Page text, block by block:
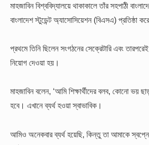
মাহজাবিন বিশ্ববিদ্যালয়ে থাকাকালে তাঁর সহপাঠী
বাংলাদেশ স্টুডেন্ট অ্যাসোসিয়েশন (বিএসএ) প্রতিষ্ঠা
প্রথমে তিনি ছিলেন সংগঠনের সেক্রেটারি এবং
নিয়োগ দেওয়া হয়।
মাহজাবিন বলেন, ‘আমি শিক্ষার্থীদের বলব, কোনো ভয়
হবে। এখানে ব্যর্থ হওয়া স্বাভাবিক।
আমিও অনেকবার ব্যর্থ হয়েছি, কিন্তু তা আমাকে